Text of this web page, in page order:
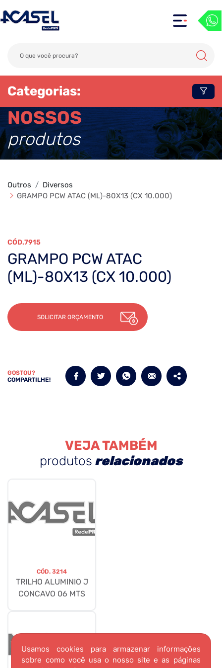
Usamos cookies para armazenar informações
sobre como você usa o nosso site e as páginas
Categorias:
NOSSOS
produtos
Outros
Diversos
GRAMPO PCW ATAC (ML)-80X13 (CX 10.000)
7915
GRAMPO PCW ATAC
(ML)-80X13 (CX 10.000)
SOLICITAR ORÇAMENTO
GOSTOU?
COMPARTILHE!
VEJA TAMBÉM
produtos relacionados
CÓD. 3214
TRILHO ALUMINIO J
CONCAVO 06 MTS